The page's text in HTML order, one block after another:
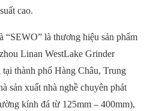
cao.
“SEWO” là thương hiệu sản phẩm
Linan WestLake Grinder
thành phố Hàng Châu, Trung
sản xuất nhà nghề chuyên phát
kính đá từ 125mm – 400mm),